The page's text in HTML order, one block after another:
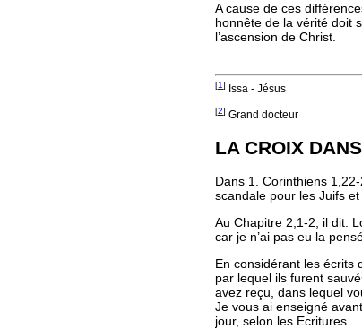
A cause de ces
honnête de la vérité doit
l’ascension de Christ.
[1] Issa - Jésus
[2] Grand docteur
LA CROIX
Dans 1. Corinthiens
scandale pour les Juifs
Au Chapitre 2,1-2, il dit:
car je n’ai pas eu la
En considérant les écrits
par lequel ils furent
avez reçu, dans lequel
Je vous ai enseigné
jour, selon les Ecritures.